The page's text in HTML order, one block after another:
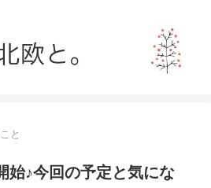
と
始♪今回の予定と気にな